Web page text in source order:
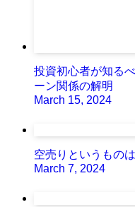
投資初心者が知る
ーン関係の解明
March 15, 2024
空売りというもの
March 7, 2024